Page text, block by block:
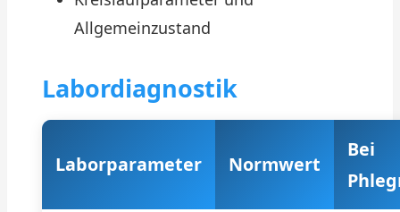
Allgemeinzustand
Labordiagnostik
Laborparameter Normwert
Bei